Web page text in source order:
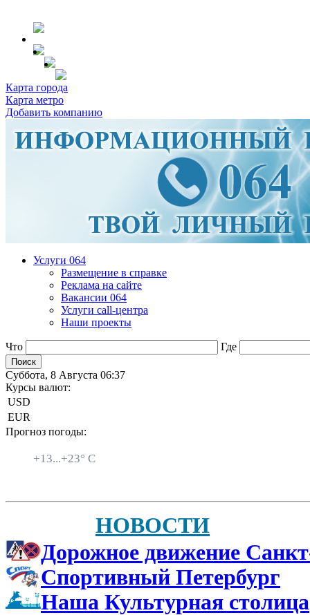
Карта города
Карта метро
Добавить компанию
Услуги 064
Размещение в справке
Реклама на сайте
Вакансии 064
Услуги call-центра
Наши проекты
Что Где
Суббота, 8 Августа 06:37
Курсы валют:
USD
EUR
Прогноз погоды:
+13...+23° C
НОВОСТИ
Дорожное движение
Спортивный Петербург
Наша Культурная столица